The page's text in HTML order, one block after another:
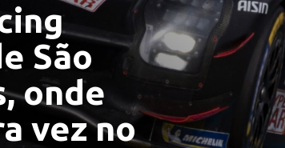
São
onde
vez no